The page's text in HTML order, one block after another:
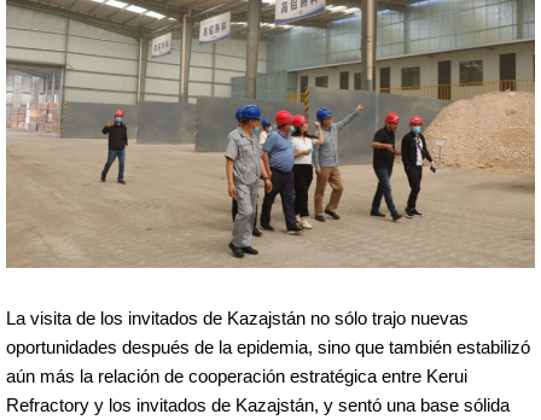
La visita de los invitados de Kazajstán no sólo trajo nuevas
oportunidades después de la epidemia, sino que también estabilizó
aún más la relación de cooperación estratégica entre Kerui
Refractory y los invitados de Kazajstán, y sentó una base sólida